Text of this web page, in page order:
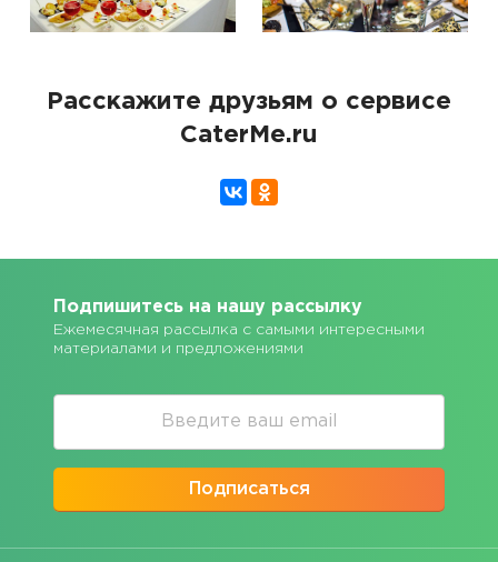
Расскажите друзьям о сервисе
CaterMe.ru
Подпишитесь на нашу рассылку
Ежемесячная рассылка с самыми интересными
материалами и предложениями
Подписаться